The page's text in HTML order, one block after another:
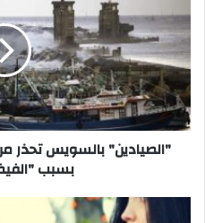
تحذر
من
الصيد
في
البحر
المتوسط
بسبب
"الفيضة
"الصيادين" بالسويس تحذر
بسبب